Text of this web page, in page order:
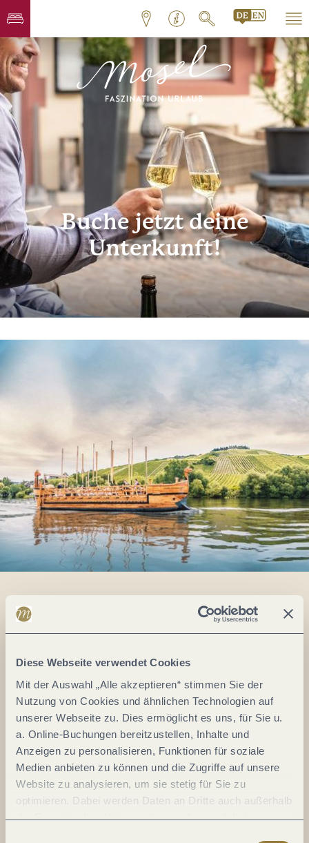
Diese Webseite verwendet Cookies
Mit der Auswahl „Alle akzeptieren“ stimmen Sie der
Nutzung von Cookies und ähnlichen Technologien auf
unserer Webseite zu. Dies ermöglicht es uns, für Sie u.
a. Online-Buchungen bereitzustellen, Inhalte und
Anzeigen zu personalisieren, Funktionen für soziale
Medien anbieten zu können und die Zugriffe auf unsere
Website zu analysieren, um sie stetig für Sie zu
optimieren. Dabei werden Daten an Dritte auch außerhalb
der Europäischen Union weitergegeben und dort
Buche jetzt deine
Unterkunft!
Alles im Fluss...
Mosel im Abo: Mit unserem Newsletter
Ihre
E-
Mail-
Adresse:
*
Ich erkläre mich mit der
Datenschutzerklärung